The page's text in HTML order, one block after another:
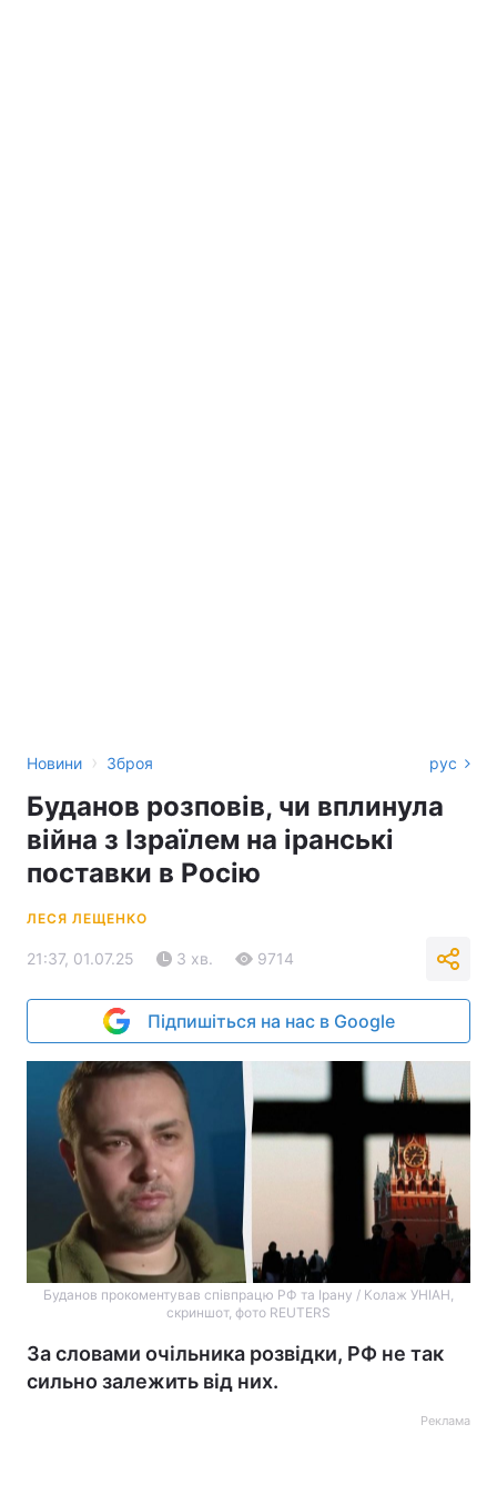
Новини › Зброя рус
Буданов розповів, чи вплинула
війна з Ізраїлем на іранські
поставки в Росію
ЛЕСЯ ЛЕЩЕНКО
21:37, 01.07.25 3 хв. 9714
Підпишіться на нас в Google
Буданов прокоментував співпрацю РФ та Ірану / Колаж УНІАН,
скриншот, фото REUTERS
За словами очільника розвідки, РФ не так
сильно залежить від них.
Реклама